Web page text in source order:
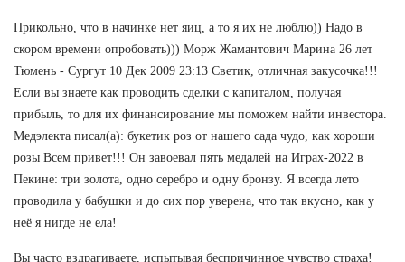
Прикольно, что в начинке нет яиц, а то я их не люблю)) Надо в
скором времени опробовать))) Морж Жамантович Марина 26 лет
Тюмень - Сургут 10 Дек 2009 23:13 Светик, отличная закусочка!!!
Если вы знаете как проводить сделки с капиталом, получая
прибыль, то для их финансирование мы поможем найти инвестора.
Медэлекта писал(а): букетик роз от нашего сада чудо, как хороши
розы Всем привет!!! Он завоевал пять медалей на Играх-2022 в
Пекине: три золота, одно серебро и одну бронзу. Я всегда лето
проводила у бабушки и до сих пор уверена, что так вкусно, как у
неё я нигде не ела!
Вы часто вздрагиваете, испытывая беспричинное чувство страха!